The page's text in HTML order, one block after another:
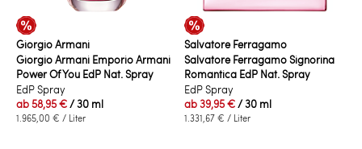
Giorgio Armani
Giorgio Armani Emporio Armani
Power Of You EdP Nat. Spray
EdP Spray
ab58,95 €/ 30 ml
1.965,00 € / Liter
Salvatore Ferragamo
Salvatore Ferragamo Signorina
Romantica EdP Nat. Spray
EdP Spray
ab39,95 €/ 30 ml
1.331,67 € / Liter